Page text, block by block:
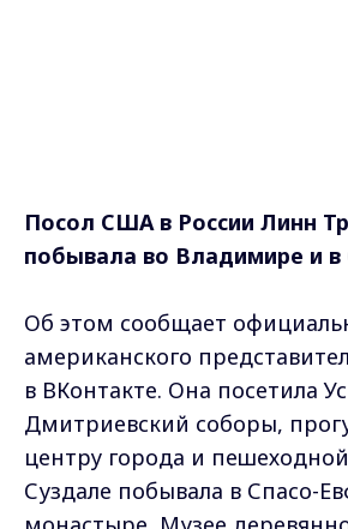
Посол США в России Линн
побывала во Владимире и в
Об этом сообщает
американского
в ВКонтакте. Она посетила
Дмитриевский соборы,
центру города и
Суздале побывала в Спасо-